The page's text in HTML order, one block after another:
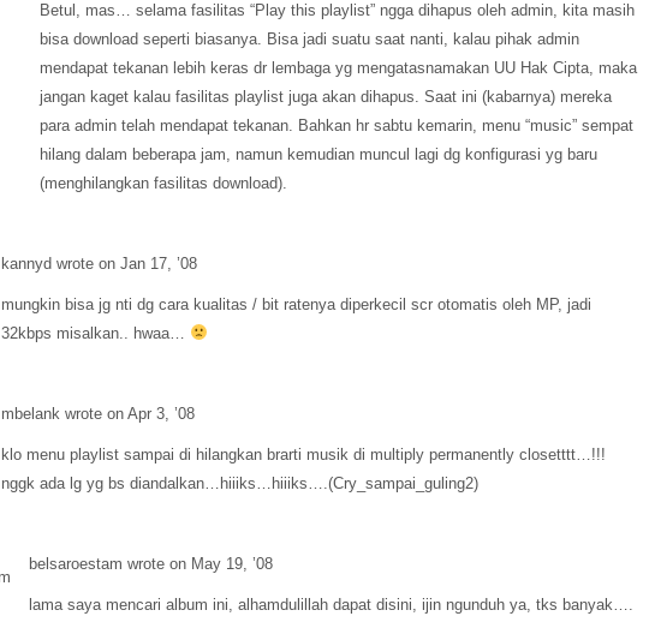
Betul, mas… selama fasilitas “Play this playlist” ngga dihapus oleh admin, kita masih
bisa download seperti biasanya. Bisa jadi suatu saat nanti, kalau pihak admin
mendapat tekanan lebih keras dr lembaga yg mengatasnamakan UU Hak Cipta, maka
jangan kaget kalau fasilitas playlist juga akan dihapus. Saat ini (kabarnya) mereka
para admin telah mendapat tekanan. Bahkan hr sabtu kemarin, menu “music” sempat
hilang dalam beberapa jam, namun kemudian muncul lagi dg konfigurasi yg baru
(menghilangkan fasilitas download).
kannyd wrote on Jan 17, ’08
mungkin bisa jg nti dg cara kualitas / bit ratenya diperkecil scr otomatis oleh MP, jadi
32kbps misalkan.. hwaa…
mbelank wrote on Apr 3, ’08
klo menu playlist sampai di hilangkan brarti musik di multiply permanently closetttt…!!!
nggk ada lg yg bs diandalkan…hiiiks…hiiiks….(Cry_sampai_guling2)
belsaroestam wrote on May 19, ’08
lama saya mencari album ini, alhamdulillah dapat disini, ijin ngunduh ya, tks banyak….